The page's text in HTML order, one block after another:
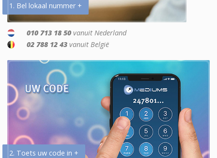
1. Bel lokaal nummer +
010 713 18 50 vanuit Nederland
02 788 12 43 vanuit België
2. Toets uw code in +